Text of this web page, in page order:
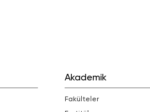
Akademik
Fakülteler